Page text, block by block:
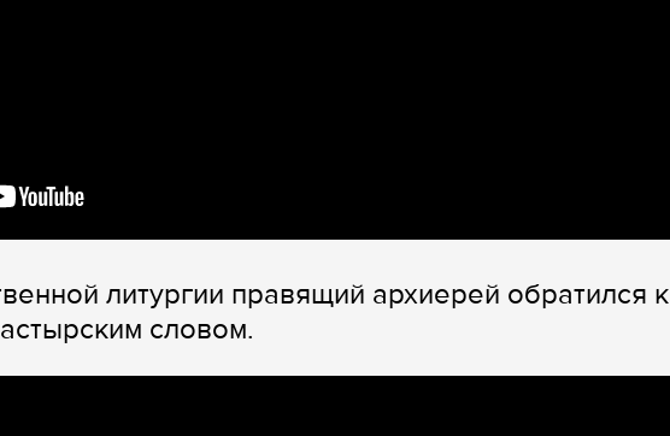
литургии правящий архиерей обратился к
словом.